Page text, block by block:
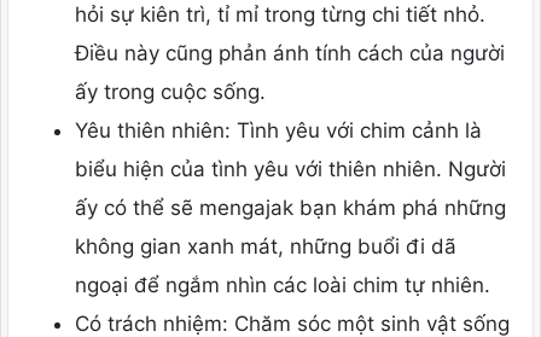
hỏi sự kiên trì, tỉ mỉ trong từng chi tiết nhỏ.
Điều này cũng phản ánh tính cách của người
ấy trong cuộc sống.
Yêu thiên nhiên: Tình yêu với chim cảnh là
biểu hiện của tình yêu với thiên nhiên. Người
ấy có thể sẽ mengajak bạn khám phá những
không gian xanh mát, những buổi đi dã
ngoại để ngắm nhìn các loài chim tự nhiên.
Có trách nhiệm: Chăm sóc một sinh vật sống